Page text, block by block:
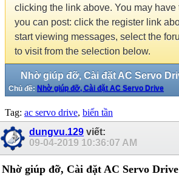
clicking the link above. You may have
you can post: click the register link
start viewing messages, select the
to visit from the selection below.
Nhờ giúp đỡ, Cài đặt AC Servo
Chủ đề: Nhờ giúp đỡ, Cài đặt AC Servo Drive
Tag: ac servo drive, biến tần
dungvu.129 viết:
09-04-2019 10:36:07 AM
Nhờ giúp đỡ, Cài đặt AC Servo Drive